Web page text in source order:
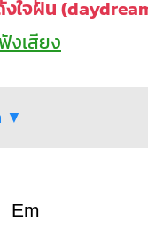
ใจฝัน
งเสียง
▼
Em